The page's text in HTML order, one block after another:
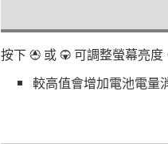
按下 1 或 3 可調整螢幕亮度
較高值會增加電池電量